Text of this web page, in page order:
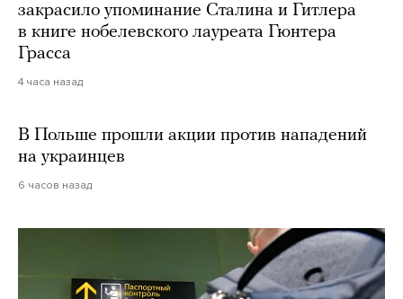
закрасило упоминание Сталина и Гитлера
в книге нобелевского лауреата Гюнтера
Грасса
4 часа назад
В Польше прошли акции против нападений
на украинцев
6 часов назад